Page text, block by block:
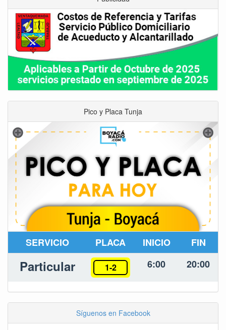
Pico y Placa Tunja
SERVICIO PLACA INICIO FIN
Particular 1-2 6:00 20:00
Síguenos en Facebook